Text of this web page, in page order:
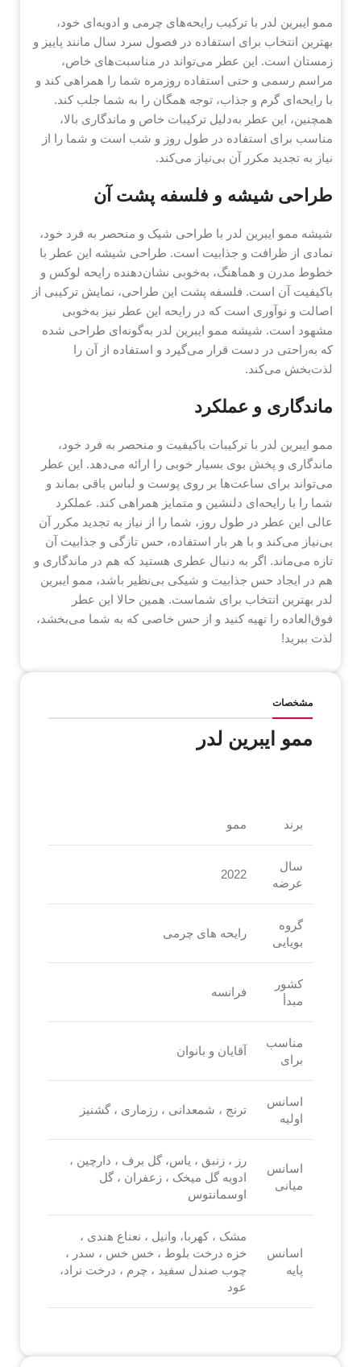
ممو ایبرین لدر با ترکیب رایحه‌های چرمی و ادویه‌ای خود،
بهترین انتخاب برای استفاده در فصول سرد سال مانند پاییز و
زمستان است. این عطر می‌تواند در مناسبت‌های خاص،
مراسم رسمی و حتی استفاده روزمره شما را همراهی کند و
با رایحه‌ای گرم و جذاب، توجه همگان را به شما جلب کند.
همچنین، این عطر به‌دلیل ترکیبات خاص و ماندگاری بالا،
مناسب برای استفاده در طول روز و شب است و شما را از
نیاز به تجدید مکرر آن بی‌نیاز می‌کند.
طراحی شیشه و فلسفه پشت آن
شیشه ممو ایبرین لدر با طراحی شیک و منحصر به فرد خود،
نمادی از ظرافت و جذابیت است. طراحی شیشه این عطر با
خطوط مدرن و هماهنگ، به‌خوبی نشان‌دهنده رایحه لوکس و
باکیفیت آن است. فلسفه پشت این طراحی، نمایش ترکیبی از
اصالت و نوآوری است که در رایحه این عطر نیز به‌خوبی
مشهود است. شیشه ممو ایبرین لدر به‌گونه‌ای طراحی شده
که به‌راحتی در دست قرار می‌گیرد و استفاده از آن را
لذت‌بخش می‌کند.
ماندگاری و عملکرد
ممو ایبرین لدر با ترکیبات باکیفیت و منحصر به فرد خود،
ماندگاری و پخش بوی بسیار خوبی را ارائه می‌دهد. این عطر
می‌تواند برای ساعت‌ها بر روی پوست و لباس باقی بماند و
شما را با رایحه‌ای دلنشین و متمایز همراهی کند. عملکرد
عالی این عطر در طول روز، شما را از نیاز به تجدید مکرر آن
بی‌نیاز می‌کند و با هر بار استفاده، حس تازگی و جذابیت آن
تازه می‌ماند. اگر به دنبال عطری هستید که هم در ماندگاری و
هم در ایجاد حس جذابیت و شیکی بی‌نظیر باشد، ممو ایبرین
لدر بهترین انتخاب برای شماست. همین حالا این عطر
فوق‌العاده را تهیه کنید و از حس خاصی که به شما می‌بخشد،
لذت ببرید!
مشخصات
ممو ایبرین لدر
برند ممو
سال
عرضه
2022
گروه
بویایی
رایحه های چرمی
کشور
مبدأ
فرانسه
مناسب
برای
آقایان و بانوان
اسانس
اولیه
ترنج ، شمعدانی ، رزماری ، گشنیز
اسانس
میانی
رز ، زنبق ، یاس، گل برف ، دارچین ،
ادویه گل میخک ، زعفران ، گل
اوسمانتوس
اسانس
پایه
مشک ، کهربا، وانیل ، نعناع هندی ،
خزه درخت بلوط ، خس خس ، سدر ،
چوب صندل سفید ، چرم ، درخت نراد،
عود